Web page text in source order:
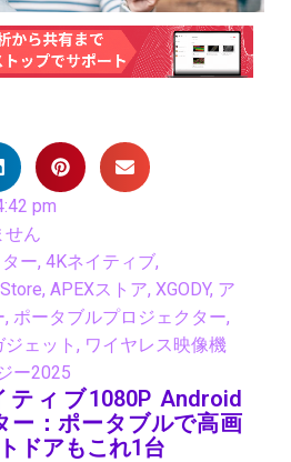
pm
せん
ー, 4Kネイティブ,
, APEXストア, XGODY, ア
, ポータブルプロジェクター,
ェット , ワイヤレス映像機
ー2025
ティブ1080P Android
ー：ポータブルで高画
ドアもこれ1台